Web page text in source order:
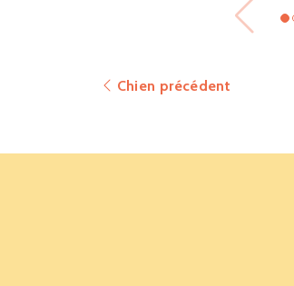
Chien précédent